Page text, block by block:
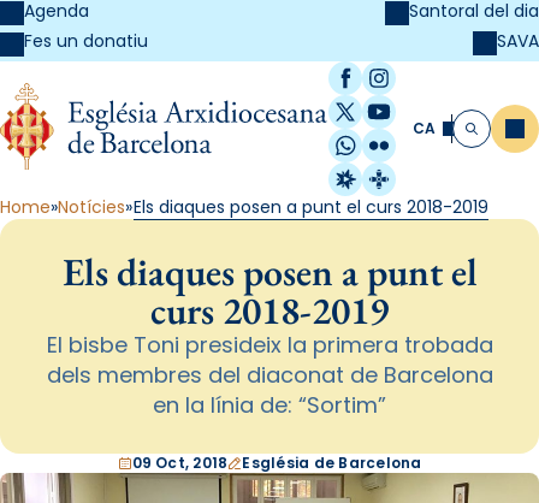
Agenda
Fes un donatiu
Santoral del dia
SAVA
Facebook
Instagram
X / Twitter
YouTube
WhatsApp
Flickr
Radio Estel
Catalunya
CA Cerca
Home Notícies Els diaques posen a punt el curs 2018-2019
Els diaques posen a punt el
curs 2018-2019
El bisbe Toni presideix la primera trobada
dels membres del diaconat de Barcelona
en la línia de: “Sortim”
09 Oct, 2018 Església de Barcelona